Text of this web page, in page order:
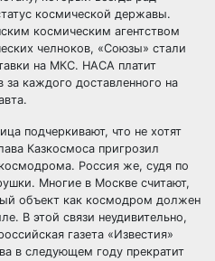
космической державы.
космическим агентством
челноков, «Союзы» стали
на МКС. НАСА платит
каждого доставленного на
подчеркивают, что не хотят
Казкосмоса пригрозил
Россия же, судя по
Многие в Москве считают,
объект как космодром должен
В этой связи неудивительно,
газета «Известия»
в следующем году прекратит